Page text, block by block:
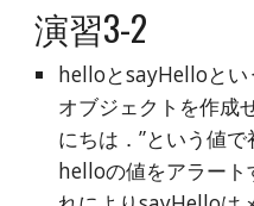
演習3-2
helloとsayHelloとい
オブジェクトを作成
にちは．”という値
helloの値をアラート